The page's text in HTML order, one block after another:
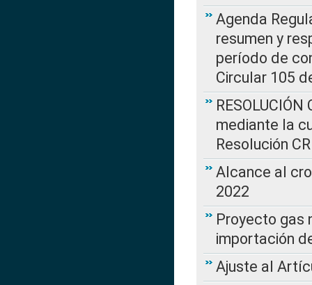
Agenda
resumen y
período de
Circular 105
mediante la
Resolución
Alcance al
2022
Proyecto gas
importación
Ajuste al